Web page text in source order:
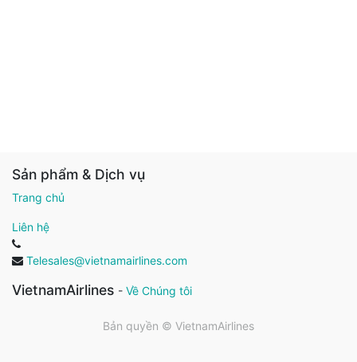
Sản phẩm & Dịch vụ
Trang chủ
Liên hệ
Telesales@vietnamairlines.com
VietnamAirlines - Về Chúng tôi
Bản quyền © VietnamAirlines